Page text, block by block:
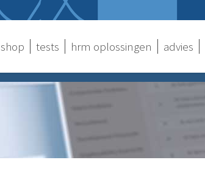
shop tests hrm oplossingen advies